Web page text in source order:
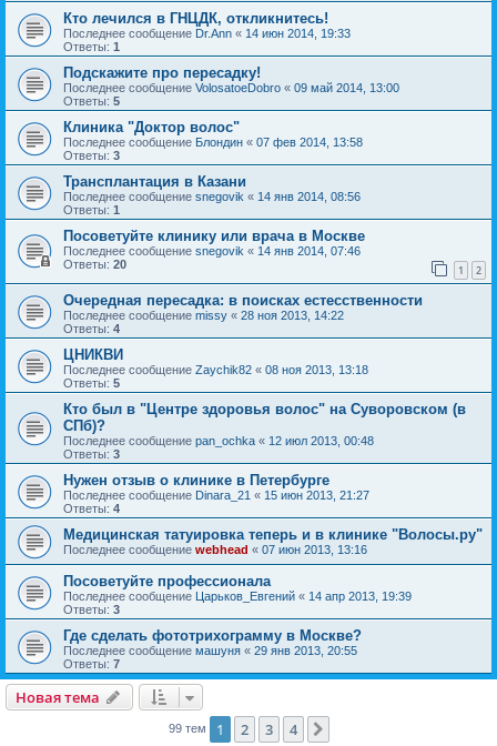
Кто лечился в ГНЦДК, откликнитесь!
Последнее сообщение Dr.Ann « 14 июн 2014, 19:33
Ответы: 1
Подскажите про пересадку!
Последнее сообщение VolosatoeDobro « 09 май 2014, 13:00
Ответы: 5
Клиника "Доктор волос"
Последнее сообщение Блондин « 07 фев 2014, 13:58
Ответы: 3
Трансплантация в Казани
Последнее сообщение snegovik « 14 янв 2014, 08:56
Ответы: 1
Посоветуйте клинику или врача в Москве
Последнее сообщение snegovik « 14 янв 2014, 07:46
Ответы: 20 1 2
Очередная пересадка: в поисках естесственности
Последнее сообщение missy « 28 ноя 2013, 14:22
Ответы: 4
ЦНИКВИ
Последнее сообщение Zaychik82 « 08 ноя 2013, 13:18
Ответы: 5
Кто был в "Центре здоровья волос" на Суворовском (в
СПб)?
Последнее сообщение pan_ochka « 12 июл 2013, 00:48
Ответы: 3
Нужен отзыв о клинике в Петербурге
Последнее сообщение Dinara_21 « 15 июн 2013, 21:27
Ответы: 4
Медицинская татуировка теперь и в клинике "Волосы.ру"
Последнее сообщение webhead « 07 июн 2013, 13:16
Посоветуйте профессионала
Последнее сообщение Царьков_Евгений « 14 апр 2013, 19:39
Ответы: 3
Где сделать фототрихограмму в Москве?
Последнее сообщение машуня « 29 янв 2013, 20:55
Ответы: 7
Новая тема
99 тем 1 2 3 4